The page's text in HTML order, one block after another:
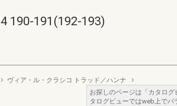
190-191(192-193)
ヴィア・ル・クラシコ トラッド／ハンナ
お探しのページは「カタロ
タログビューではweb上でパ